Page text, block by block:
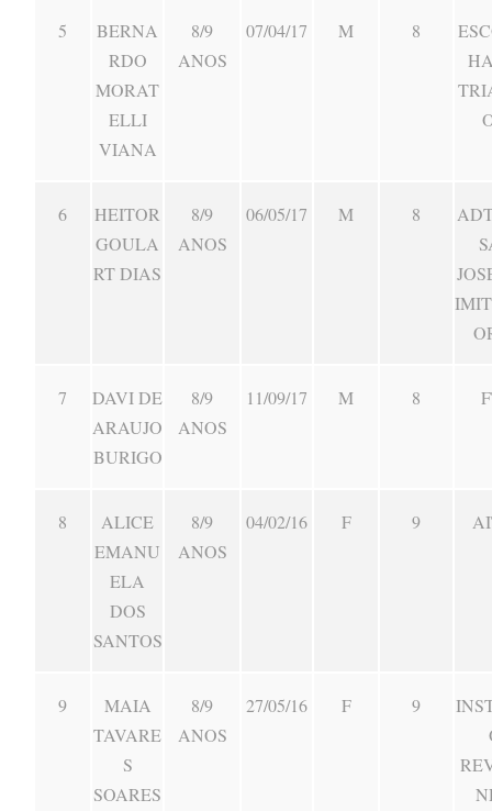
5
BERNA
RDO
MORAT
ELLI
VIANA
8/9
ANOS
07/04/17 M 8
6
HEITOR
GOULA
RT DIAS
8/9
ANOS
06/05/17 M 8
7
DAVI DE
ARAUJO
BURIGO
8/9
ANOS
11/09/17 M 8
8
ALICE
EMANU
ELA
DOS
SANTOS
8/9
ANOS
04/02/16 F 9
9
MAIA
TAVARE
S
SOARES
8/9
ANOS
27/05/16 F 9